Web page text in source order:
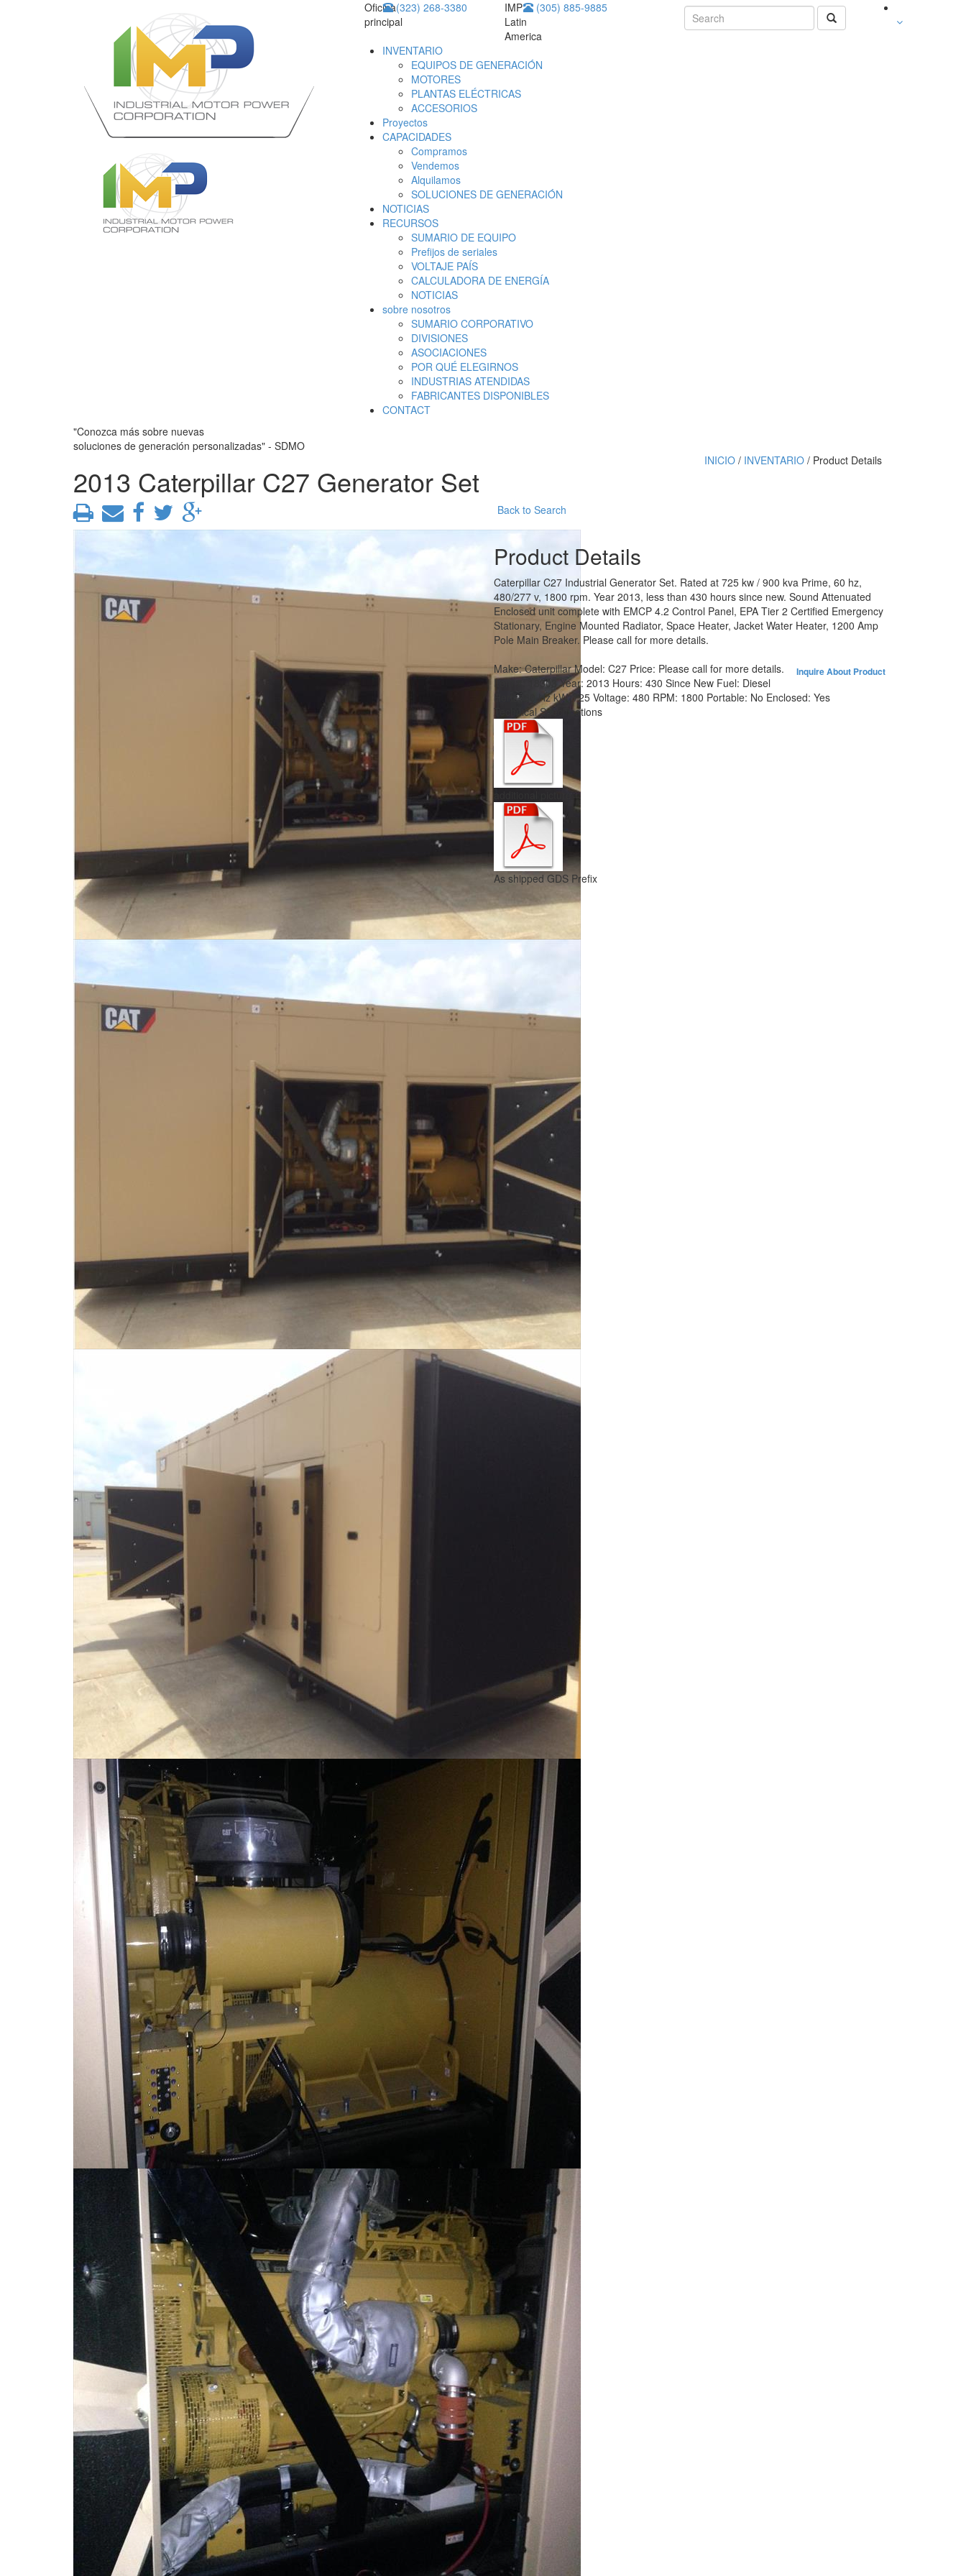
Oficina
principal
(323) 268-3380
IMP
Latin
America
(305) 885-9885
INVENTARIO
EQUIPOS DE GENERACIÓN
MOTORES
PLANTAS ELÉCTRICAS
ACCESORIOS
Proyectos
CAPACIDADES
Compramos
Vendemos
Alquilamos
SOLUCIONES DE GENERACIÓN
NOTICIAS
RECURSOS
SUMARIO DE EQUIPO
Prefijos de seriales
VOLTAJE PAÍS
CALCULADORA DE ENERGÍA
NOTICIAS
sobre nosotros
SUMARIO CORPORATIVO
DIVISIONES
ASOCIACIONES
POR QUÉ ELEGIRNOS
INDUSTRIAS ATENDIDAS
FABRICANTES DISPONIBLES
CONTACT
"Conozca más sobre nuevas
soluciones de generación personalizadas" - SDMO
2013 Caterpillar C27 Generator Set
INICIO/ INVENTARIO/ Product Details
Back to Search
Product Details
Caterpillar C27 Industrial Generator Set. Rated at 725 kw / 900 kva Prime, 60 hz,
480/277 v, 1800 rpm. Year 2013, less than 430 hours since new. Sound Attenuated
Enclosed unit complete with EMCP 4.2 Control Panel, EPA Tier 2 Certified Emergency
Stationary, Engine Mounted Radiator, Space Heater, Jacket Water Heater, 1200 Amp
Pole Main Breaker. Please call for more details.
Inquire About Product
Make:Caterpillar Model: C27 Price: Please call for more details.
Item #:
18303 Year: 2013 Hours: 430 Since New Fuel: Diesel
Hertz:
60 Hz kW: 725 Voltage: 480 RPM: 1800 Portable: No Enclosed: Yes
Technical Specifications
As shipped GDS Prefix